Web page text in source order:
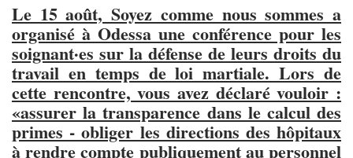
Le 15 août, Soyez comme nous sommes a
organisé à Odessa une conférence pour les
soignant·es sur la défense de leurs droits du
travail en temps de loi martiale. Lors de
cette rencontre, vous avez déclaré vouloir :
«assurer la transparence dans le calcul des
primes - obliger les directions des hôpitaux
à rendre compte publiquement au personnel